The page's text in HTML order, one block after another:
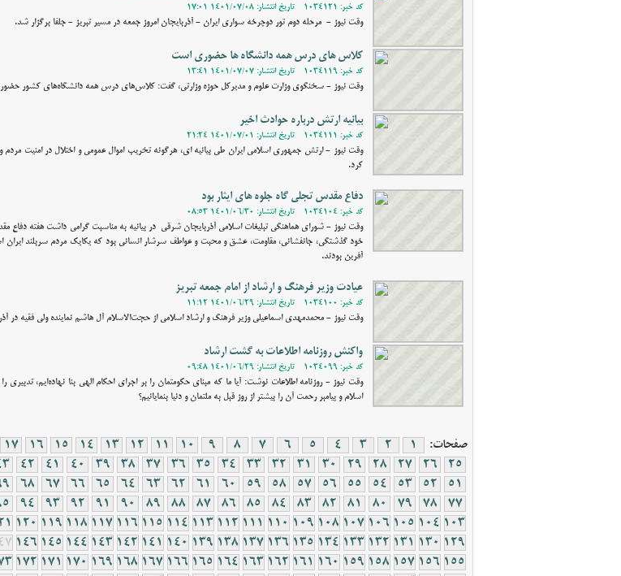
کد خبر: 1034121 - تاریخ انتشار: 1401/07/08 17:01
وقت نیوز - مرحله دوم تور دوچرخه سواری ایران - آذربایجان امروز جمعه در مسیر تبریز - جلفا برگزار شد.
کلاس های درس همه دانشگاه ها حضوری است
کد خبر: 1034119 - تاریخ انتشار: 1401/07/07 13:41
وقت نیوز - سخنگوی وزارت علوم و مدیرکل حوزه وزارتی، گفت: کلاس‌های درس همه دانشگاه‌های کشور
بیانیه ارتش درباره حوادث اخیر
کد خبر: 1034111 - تاریخ انتشار: 1401/07/01 21:24
وقت نیوز - ارتش جمهوری اسلامی ایران طی بیانیه ای، هرگونه تخریب اموال عمومی و اختلال در امنیت
کرد.
دفاع مقدس تجلی گاه جلوه های ایثار بود
کد خبر: 1034104 - تاریخ انتشار: 1401/06/30 08:53
وقت نیوز - شورای هماهنگی تبلیغات اسلامی آذربایجان شرقی در بیانیه به مناسبت گرامی داشت هفته دفاع
خود گذشتگی، جانفشانی، مقاومت، عشق و محبت و عواطف سرشار انسانی بود که یکایک مردم سربلند
آفرین بودند.
عیادت وزیر فرهنگ و ارشاد از امام جمعه تبریز
کد خبر: 1034100 - تاریخ انتشار: 1401/06/29 11:12
وقت نیوز - محمدمهدی اسماعیلی وزیر فرهنگ و ارشاد اسلامی از حجت‌الاسلام آل هاشم نماینده ولی فقیه در
واکنش روزنامه اطلاعات به گشت ارشاد
کد خبر: 1034099 - تاریخ انتشار: 1401/06/29 09:48
وقت نیوز - روزنامه اطلاعات نوشت: آیا ما که مبنای حکومتمان را بر اجرای احکام الهی بنا نهاده‌ایم، تدبیری
اسلام و پیامبر رحمت آن را بیشتر از روز قبل به ملتمان و دنیا بنمایانیم؟
صفحات: 1
2
3
4
5
6
7
8
9
10
11
12
13
14
15
16
17
25
26
27
28
29
30
31
32
33
34
35
36
37
38
39
40
41
42
51
52
53
54
55
56
57
58
59
60
61
62
63
64
65
66
67
68
77
78
79
80
81
82
83
84
85
86
87
88
89
90
91
92
93
94
103
104
105
106
107
108
109
110
111
112
113
114
115
116
117
118
119
120
129
130
131
132
133
134
135
136
137
138
139
140
141
142
143
144
145
146
155
156
157
158
159
160
161
162
163
164
165
166
167
168
169
170
171
172